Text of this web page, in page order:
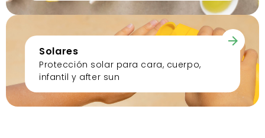
Solares
Protección solar para cara, cuerpo,
infantil y after sun